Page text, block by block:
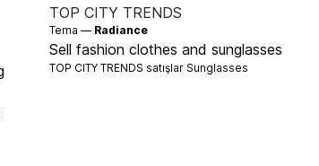
TOP CITY TRENDS
Tema — Radiance
Sell fashion clothes and sunglasses
TOP CITY TRENDS satışlar Sunglasses